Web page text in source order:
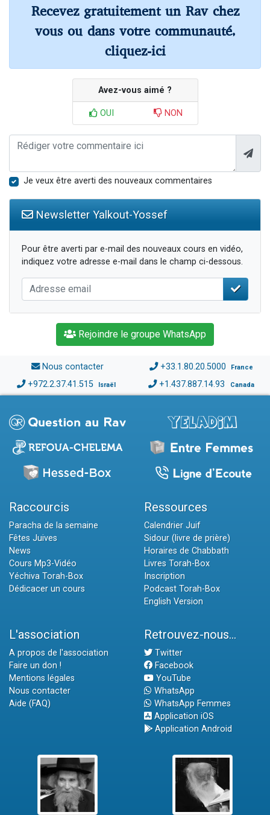
Recevez gratuitement un Rav chez
vous ou dans votre communauté,
cliquez-ici
Avez-vous aimé ?
OUI NON
Je veux être averti des nouveaux commentaires
Newsletter Yalkout-Yossef
Pour être averti par e-mail des nouveaux cours en vidéo,
indiquez votre adresse e-mail dans le champ ci-dessous.
Rejoindre le groupe WhatsApp
Nous contacter +33.1.80.20.5000 France
+972.2.37.41.515 Israël +1.437.887.14.93 Canada
Raccourcis
Paracha de la semaine
Fêtes Juives
News
Cours Mp3-Vidéo
Yéchiva Torah-Box
Dédicacer un cours
Ressources
Calendrier Juif
Sidour (livre de prière)
Horaires de Chabbath
Livres Torah-Box
Inscription
Podcast Torah-Box
English Version
L'association
A propos de l'association
Faire un don !
Mentions légales
Nous contacter
Aide (FAQ)
Retrouvez-nous...
Twitter
Facebook
YouTube
WhatsApp
WhatsApp Femmes
Application iOS
Application Android